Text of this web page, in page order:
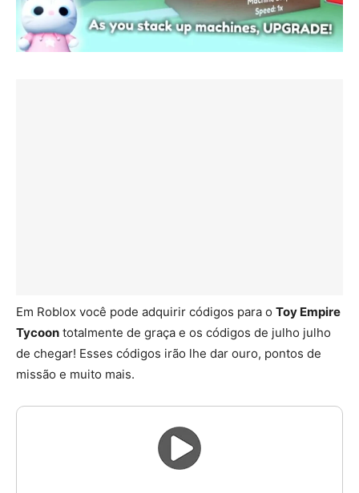
Em Roblox você pode adquirir códigos para o Toy Empire
Tycoon totalmente de graça e os códigos de julho julho
de chegar! Esses códigos irão lhe dar ouro, pontos de
missão e muito mais.